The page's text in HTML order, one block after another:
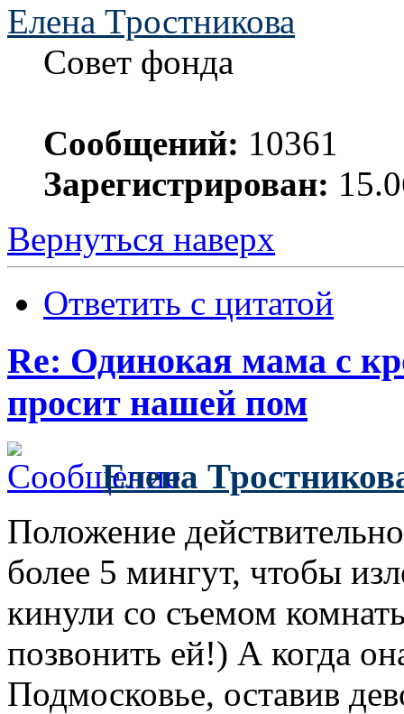
Елена Тростникова
Совет фонда
Сообщений: 10361
Зарегистрирован:
Вернуться наверх
Ответить с цитатой
Re: Одинокая мама с
просит нашей пом
Елена
Положение
более 5 мингут, чтобы
кинули со съемом
позвонить ей!) А когда
Подмосковье, оставив